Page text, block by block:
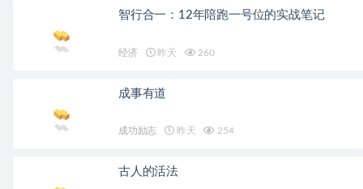
智行合一：12年陪跑一号位的实战笔记
经济 昨天 260
成事有道
成功励志 昨天 254
古人的活法